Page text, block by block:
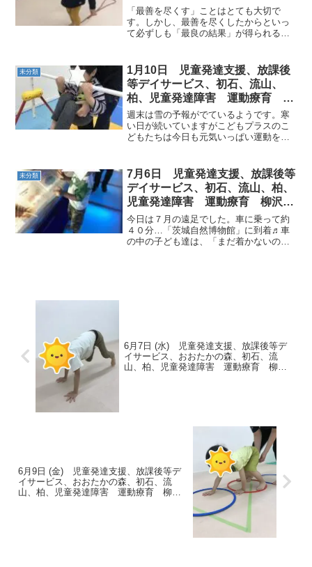
沢運動プログラム こども発達気
になる 発達障害 放デ
「最善を尽くす」ことはとても大切で
す。しかし、最善を尽くしたからといっ
て必ずしも「最良の結果」が得られる訳
まい迷走してしまうということがありま
す。子育て中には、親が「選...
未分類
1月10日 児童発達支援、放課後
等デイサービス、初石、流山、
柏、児童発達障害 運動療育 柳
沢運動プログラム こども発達気
になる 発達障害 放デイ 自閉
症 学習障害 LD ADHD アスペ
週末は雪の予報がでているようです。寒
い日が続いていますがこどもプラスのこ
どもたちは今日も元気いっぱい運動をお
未分類
7月6日 児童発達支援、放課後等
デイサービス、初石、流山、柏、
児童発達障害 運動療育 柳沢運
動プログラム こども発達気にな
る 発達障害 放デ
今日は７月の遠足でした。車に乗って約
４０分…「茨城自然博物館」に到着♬車
の中の子ども達は、「まだ着かないの
6月7日 (水) 児童発達支援、放課後等デ
イサービス、おおたかの森、初石、流
山、柏、児童発達障害 運動療育 柳沢
6月9日 (金) 児童発達支援、放課後等デ
イサービス、おおたかの森、初石、流
山、柏、児童発達障害 運動療育 柳沢